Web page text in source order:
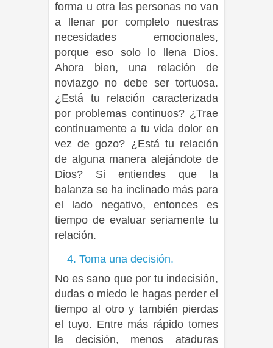
forma u otra las personas no van
a llenar por completo nuestras
necesidades emocionales,
porque eso solo lo llena Dios.
Ahora bien, una relación de
noviazgo no debe ser tortuosa.
¿Está tu relación caracterizada
por problemas continuos? ¿Trae
continuamente a tu vida dolor en
vez de gozo? ¿Está tu relación
de alguna manera alejándote de
Dios? Si entiendes que la
balanza se ha inclinado más para
el lado negativo, entonces es
tiempo de evaluar seriamente tu
relación.
4. Toma una decisión.
No es sano que por tu indecisión,
dudas o miedo le hagas perder el
tiempo al otro y también pierdas
el tuyo. Entre más rápido tomes
la decisión, menos ataduras